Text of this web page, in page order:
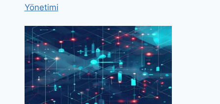
Yönetimi